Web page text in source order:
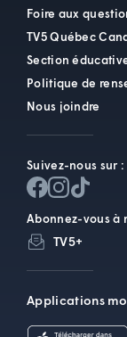
Foire aux
TV5 Québec
Section
Politique de
Nous joindre
Suivez-nous sur :
Abonnez-vous à
TV5+
Applications